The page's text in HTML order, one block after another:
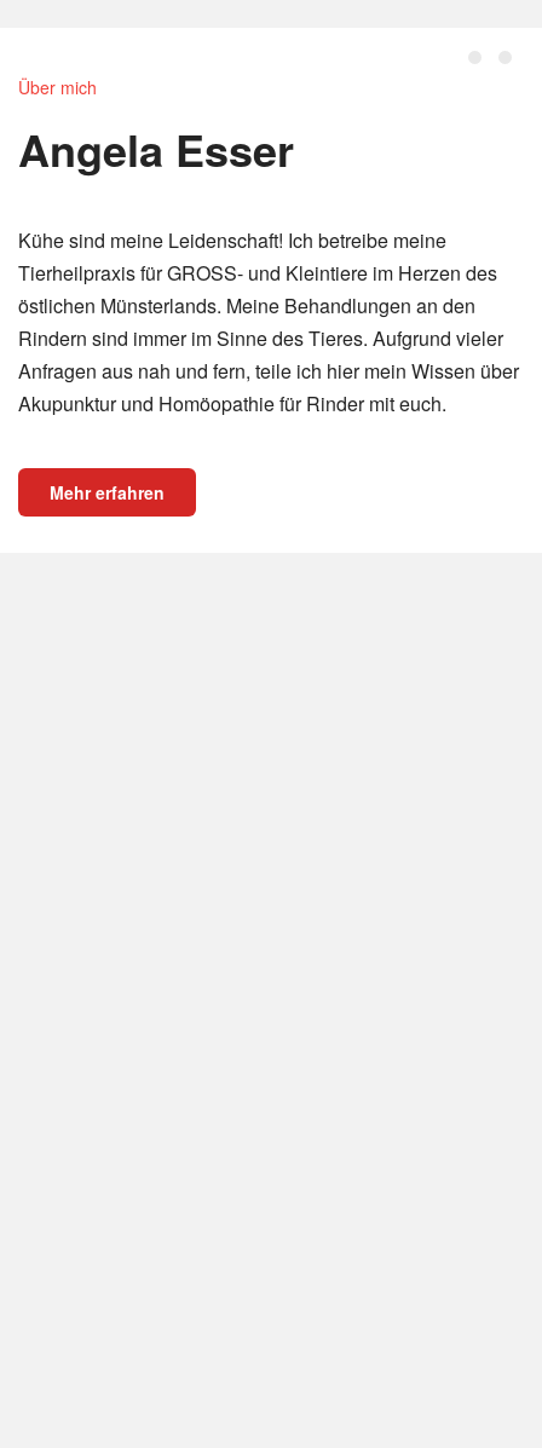
Über mich
Angela Esser
Kühe sind meine Leidenschaft! Ich betreibe meine
Tierheilpraxis für GROSS- und Kleintiere im Herzen des
östlichen Münsterlands. Meine Behandlungen an den
Rindern sind immer im Sinne des Tieres. Aufgrund vieler
Anfragen aus nah und fern, teile ich hier mein Wissen über
Akupunktur und Homöopathie für Rinder mit euch.
Mehr erfahren